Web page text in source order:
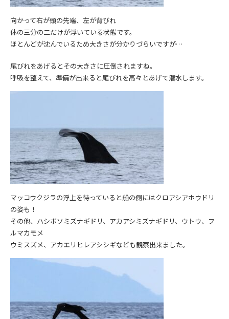
向かって右が頭の先端、左が背びれ
体の三分の二だけが浮いている状態です。
ほとんどが沈んでいるため大きさが分かりづらいですが…
尾びれをあげるとその大きさに圧倒されますね。
呼吸を整えて、準備が出来ると尾びれを高々とあげて潜水します。
マッコウクジラの浮上を待っていると船の側にはクロアシアホウドリ
の姿も！
その他、ハシボソミズナギドリ、アカアシミズナギドリ、ウトウ、フ
ルマカモメ
ウミスズメ、アカエリヒレアシシギなども観察出来ました。